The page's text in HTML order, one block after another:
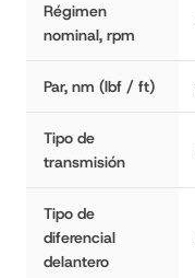
Régimen
nominal, rpm
Par, nm (lbf / ft)
Tipo de
transmisión
Tipo de
diferencial
delantero